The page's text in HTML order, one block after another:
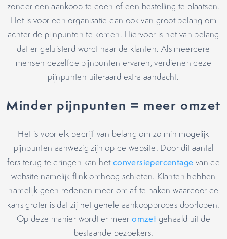
zonder een aankoop te doen of een bestelling te plaatsen.
Het is voor een organisatie dan ook van groot belang om
achter de pijnpunten te komen. Hiervoor is het van belang
dat er geluisterd wordt naar de klanten. Als meerdere
mensen dezelfde pijnpunten ervaren, verdienen deze
pijnpunten uiteraard extra aandacht.
Minder pijnpunten = meer omzet
Het is voor elk bedrijf van belang om zo min mogelijk
pijnpunten aanwezig zijn op de website. Door dit aantal
fors terug te dringen kan hetconversiepercentage van de
website namelijk flink omhoog schieten. Klanten hebben
namelijk geen redenen meer om af te haken waardoor de
kans groter is dat zij het gehele aankoopproces doorlopen.
Op deze manier wordt er meeromzet gehaald uit de
bestaande bezoekers.